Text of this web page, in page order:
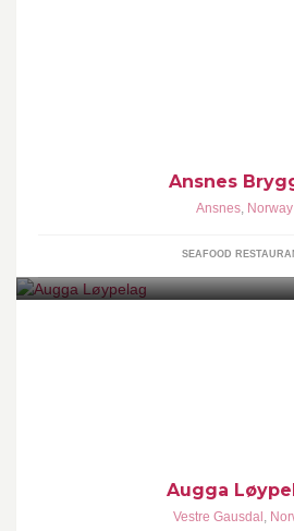
Ansnes
Ansnes, Norway
SEAFOOD
Augga
Vestre Gausdal ,